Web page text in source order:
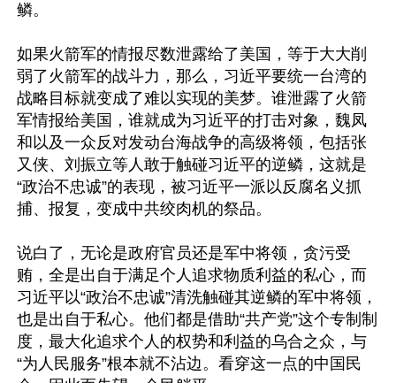
鳞。
如果火箭军的情报尽数泄露给了美国，等于大大削
弱了火箭军的战斗力，那么，习近平要统一台湾的
战略目标就变成了难以实现的美梦。谁泄露了火箭
军情报给美国，谁就成为习近平的打击对象，魏凤
和以及一众反对发动台海战争的高级将领，包括张
又侠、刘振立等人敢于触碰习近平的逆鳞，这就是
“政治不忠诚”的表现，被习近平一派以反腐名义抓
捕、报复，变成中共绞肉机的祭品。
说白了，无论是政府官员还是军中将领，贪污受
贿，全是出自于满足个人追求物质利益的私心，而
习近平以“政治不忠诚”清洗触碰其逆鳞的军中将领，
也是出自于私心。他们都是借助“共产党”这个专制制
度，最大化追求个人的权势和利益的乌合之众，与
“为人民服务”根本就不沾边。看穿这一点的中国民